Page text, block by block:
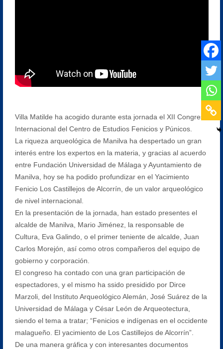
Villa Matilde ha acogido durante esta jornada el XII Congreso
Internacional del Centro de Estudios Fenicios y Púnicos.
La riqueza arqueológica de Manilva ha despertado un gran
interés entre los expertos en la materia, y gracias al acuerdo
entre Fundación Universidad de Málaga y Ayuntamiento de
Manilva, hoy se ha podido profundizar en el Yacimiento
Fenicio Los Castillejos de Alcorrín, de un valor arqueológico
de nivel internacional.
En la presentación de la jornada, han estado presentes el
alcalde de Manilva, Mario Jiménez, la responsable de
Cultura, Eva Galindo, o el primer teniente de alcalde, Juan
Carlos Morejón, así como otros compañeros del equipo de
gobierno y corporación.
El congreso ha contado con una gran participación de
espectadores, y el mismo ha ssido presidido por Dirce
Marzoli, del Instituto Arqueológico Alemán, José Suárez de la
Universidad de Málaga y César León de Arqueotectura,
siendo el tema a tratar; “Fenicios e indígenas en el occidente
malagueño. El yacimiento de Los Castillejos de Alcorrín”.
De una manera gráfica y con interesantes documentos